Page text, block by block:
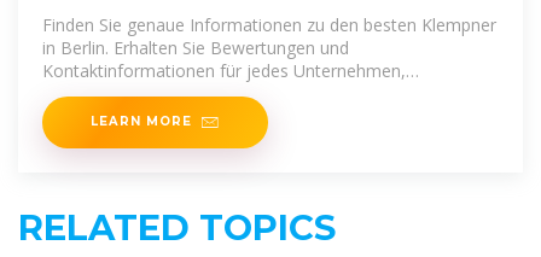
Bewertungen von 2025
Finden Sie genaue Informationen zu den besten Klempner
in Berlin. Erhalten Sie Bewertungen und
Kontaktinformationen für jedes Unternehmen,
einschließlich 📞 Telefonnummer, 📍 Adresse,
LEARN MORE
RELATED TOPICS